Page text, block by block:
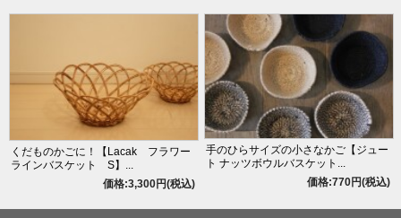
くだものかごに！【Lacak フラワー
ラインバスケット S】...
価格:3,300円(税込)
手のひらサイズの小さなかご【ジュー
ト ナッツボウルバスケット...
価格:770円(税込)